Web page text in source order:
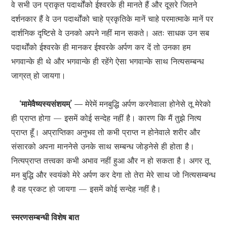
वे सभी उन प्राकृत पदार्थोंको ईश्वरके ही मानते हैं और दूसरे जितने
दर्शनकार हैं वे उन पदार्थोंको चाहे प्रकृतिके मानें चाहे परमात्माके मानें पर
दार्शनिक दृष्टिसे वे उनको अपने नहीं मान सकते। अतः साधक उन सब
पदार्थोंको ईश्वरके ही मानकर ईश्वरके अर्पण कर दें तो उनका हम
भगवान्के ही थे और भगवान्के ही रहेंगे ऐसा भगवान्के साथ नित्यसम्बन्ध
जाग्रत् हो जायगा।
‘मामेवैष्यस्यसंशयम्’ —मेरेमें मनबुद्धि अर्पण करनेवाला होनेसे तू मेरेको
ही प्राप्त होगा — इसमें कोई सन्देह नहीं है। कारण कि मैं तुझे नित्य
प्राप्त हूँ। अप्राप्तिका अनुभव तो कभी प्राप्त न होनेवाले शरीर और
संसारको अपना माननेसे उनके साथ सम्बन्ध जोड़नेसे ही होता है।
नित्यप्राप्त तत्त्वका कभी अभाव नहीं हुआ और न हो सकता है। अगर तू
मन बुद्धि और स्वयंको मेरे अर्पण कर देगा तो तेरा मेरे साथ जो नित्यसम्बन्ध
है वह प्रकट हो जायगा — इसमें कोई सन्देह नहीं है।
स्मरणसम्बन्धी विशेष बात